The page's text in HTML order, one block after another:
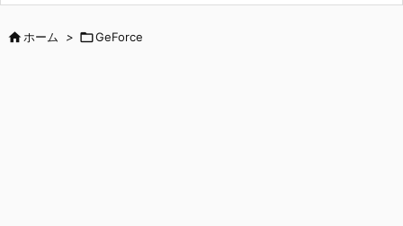
ホーム > GeForce